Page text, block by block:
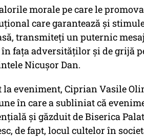
morale pe care le
care garantează şi
transmiteţi un puternic
faţa adversităţilor şi de grijă
Nicuşor Dan.
la eveniment, Ciprian Vasile
în care a subliniat că
şi găzduit de Biserica
de fapt, locul cultelor în